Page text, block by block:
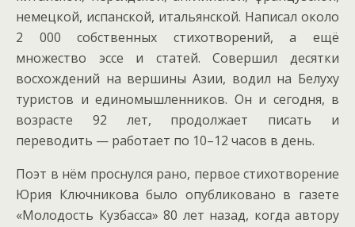
немецкой, испанской, итальянской. Написал около
2 000 собственных стихотворений, а ещё
множество эссе и статей. Совершил десятки
восхождений на вершины Азии, водил на Белуху
туристов и единомышленников. Он и сегодня, в
возрасте 92 лет, продолжает писать и
переводить — работает по 10–12 часов в день.
Поэт в нём проснулся рано, первое стихотворение
Юрия Ключникова было опубликовано в газете
«Молодость Кузбасса» 80 лет назад, когда автору